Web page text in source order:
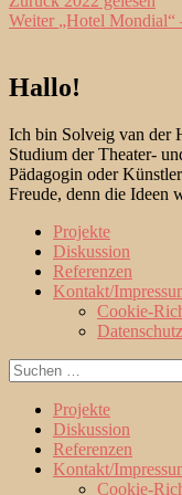
Beitrag:
Weiter Nächster
„Hotel Mondial“
Hallo!
Ich bin Solveig van der
Studium der Theater-
Pädagogin oder
Freude, denn die Ideen
Projekte
Diskussion
Referenzen
Kontakt/
Cookie-
Suche
nach:
Projekte
Diskussion
Referenzen
Kontakt/
Cookie-